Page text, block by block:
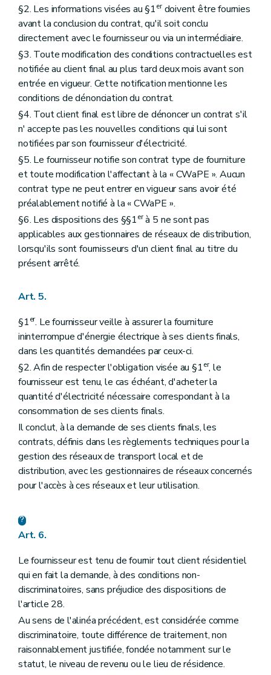
§2. Les informations visées au §1erdoivent être fournies
avant la conclusion du contrat, qu'il soit conclu
directement avec le fournisseur ou via un intermédiaire.
§3. Toute modification des conditions contractuelles est
notifiée au client final au plus tard deux mois avant son
entrée en vigueur. Cette notification mentionne les
conditions de dénonciation du contrat.
§4. Tout client final est libre de dénoncer un contrat s'il
n' accepte pas les nouvelles conditions qui lui sont
notifiées par son fournisseur d'électricité.
§5. Le fournisseur notifie son contrat type de fourniture
et toute modification l'affectant à la « CWaPE ». Aucun
contrat type ne peut entrer en vigueur sans avoir été
préalablement notifié à la « CWaPE ».
§6. Les dispositions des §§1erà 5 ne sont pas
applicables aux gestionnaires de réseaux de distribution,
lorsqu'ils sont fournisseurs d'un client final au titre du
présent arrêté.
Art. 5.
§1er. Le fournisseur veille à assurer la fourniture
ininterrompue d'énergie électrique à ses clients finals,
dans les quantités demandées par ceux-ci.
§2. Afin de respecter l'obligation visée au §1er, le
fournisseur est tenu, le cas échéant, d'acheter la
quantité d'électricité nécessaire correspondant à la
consommation de ses clients finals.
Il conclut, à la demande de ses clients finals, les
contrats, définis dans les règlements techniques pour la
gestion des réseaux de transport local et de
distribution, avec les gestionnaires de réseaux concernés
pour l'accès à ces réseaux et leur utilisation.
Art. 6.
Le fournisseur est tenu de fournir tout client résidentiel
qui en fait la demande, à des conditions non-
discriminatoires, sans préjudice des dispositions de
l'article 28.
Au sens de l'alinéa précédent, est considérée comme
discriminatoire, toute différence de traitement, non
raisonnablement justifiée, fondée notamment sur le
statut, le niveau de revenu ou le lieu de résidence.